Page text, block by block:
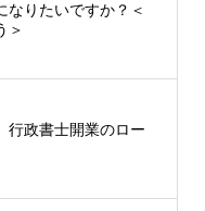
なりたいですか？＜
＞
行政書士開業のロー